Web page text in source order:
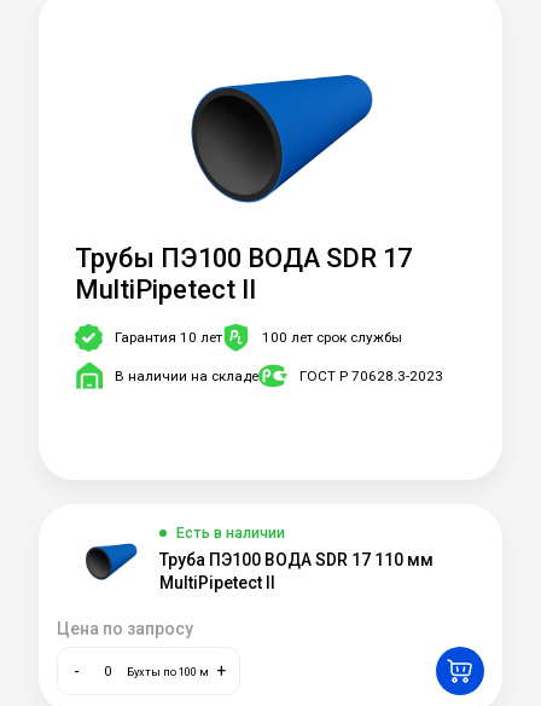
Трубы ПЭ100 ВОДА SDR 17
MultiPipetect II
Гарантия 10 лет 100 лет срок службы
В наличии на складе ГОСТ Р 70628.3-2023
Есть в наличии
Труба ПЭ100 ВОДА SDR 17 110 мм
MultiPipetect II
Цена по запросу
- Бухты по 100 м +